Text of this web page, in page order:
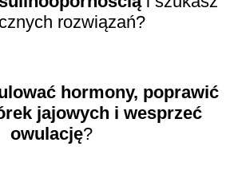
rozwiązań?
hormony, poprawić
jajowych i wesprzeć
owulację?